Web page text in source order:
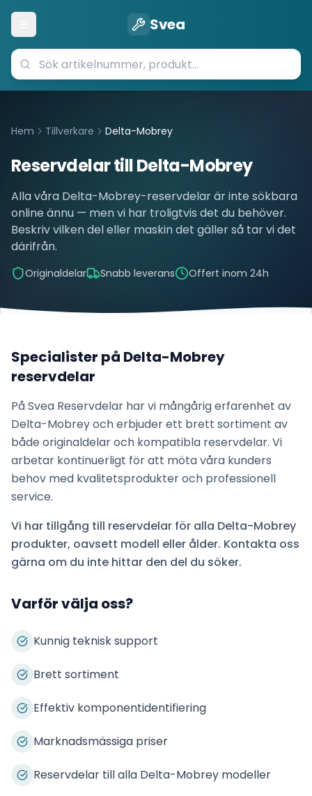
Öppna meny Svea
Hem Tillverkare Delta-Mobrey
Reservdelar tillDelta-Mobrey
Alla våra Delta-Mobrey-reservdelar är inte sökbara
online ännu — men vi har troligtvis det du behöver.
Beskriv vilken del eller maskin det gäller så tar vi det
därifrån.
Originaldelar Snabb leverans Offert inom 24h
Specialister på Delta-Mobrey
reservdelar
På Svea Reservdelar har vi mångårig erfarenhet av
Delta-Mobreyoch erbjuder ett brett sortiment av
både originaldelar och kompatibla reservdelar. Vi
arbetar kontinuerligt för att möta våra kunders
behov med kvalitetsprodukter och professionell
service.
Vi har tillgång till reservdelar för alla Delta-Mobrey
produkter, oavsett modell eller ålder. Kontakta oss
gärna om du inte hittar den del du söker.
Varför välja oss?
Kunnig teknisk support
Brett sortiment
Effektiv komponentidentifiering
Marknadsmässiga priser
Reservdelar till alla Delta-Mobrey modeller